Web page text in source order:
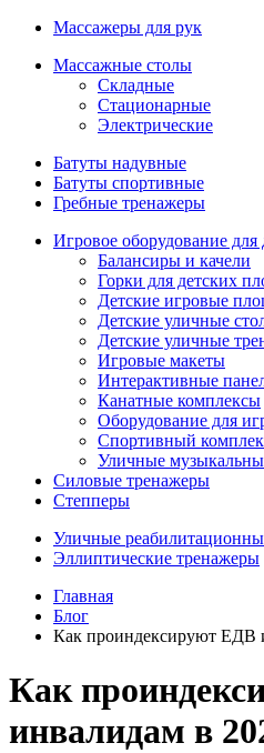
Массажеры для рук
Массажные столы
Складные
Стационарные
Электрические
Батуты надувные
Батуты спортивные
Гребные тренажеры
Игровое оборудование
Балансиры и качели
Горки для детских
Детские игровые
Детские уличные
Детские уличные
Игровые макеты
Интерактивные
Канатные комплексы
Оборудование для
Спортивный
Уличные
Силовые тренажеры
Степперы
Уличные
Эллиптические тренажеры
Главная
Блог
Как проиндексируют ЕДВ
Как
инвалидам в